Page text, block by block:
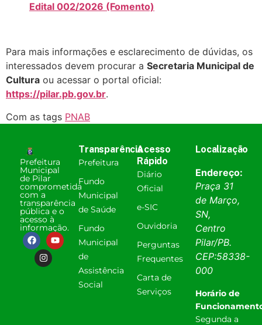
Edital 002/2026 (Fomento)
Para mais informações e esclarecimento de dúvidas, os
interessados devem procurar a Secretaria Municipal de
Cultura ou acessar o portal oficial:
https://pilar.pb.gov.br.
Com as tags PNAB
Prefeitura
Municipal
de Pilar
comprometida
com a
transparência
pública e o
acesso à
informação.
Transparência
Prefeitura
Fundo
Municipal
de Saúde
Fundo
Municipal
de
Assistência
Social
Acesso
Rápido
Diário
Oficial
e-SIC
Ouvidoria
Perguntas
Frequentes
Carta de
Serviços
Localização
Endereço:
Praça 31
de Março,
SN,
Centro
Pilar/PB.
CEP:58338-
000
Horário de
Segunda a